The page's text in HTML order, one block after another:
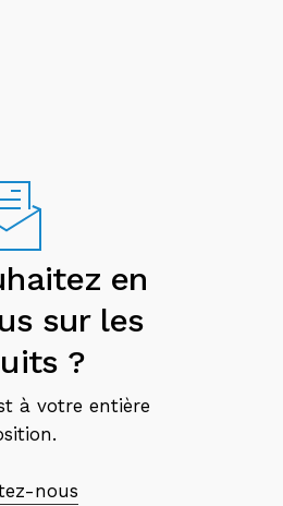
en
sur les
?
à votre entière
nous